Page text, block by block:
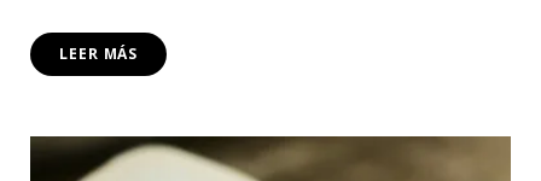
LEER MÁS